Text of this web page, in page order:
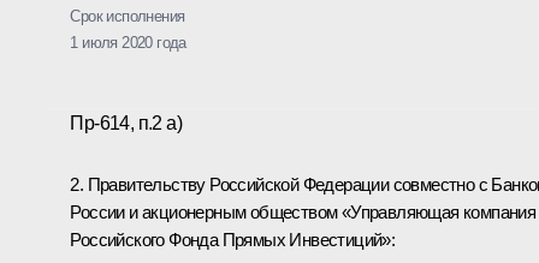
Срок исполнения
1 июля 2020 года
Пр-614, п.2 а)
2. Правительству Российской Федерации совместно с
России и акционерным обществом «Управляющая компания
Российского Фонда Прямых Инвестиций»: